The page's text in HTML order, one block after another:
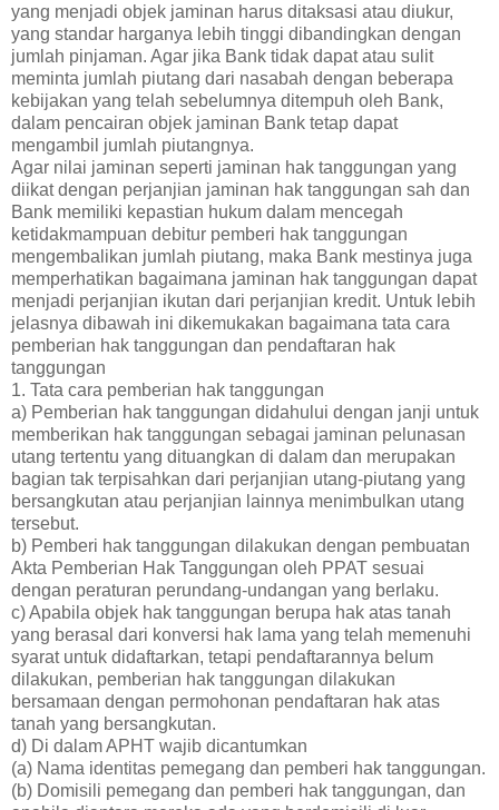
yang menjadi objek jaminan harus ditaksasi atau diukur,
yang standar harganya lebih tinggi dibandingkan dengan
jumlah pinjaman. Agar jika Bank tidak dapat atau sulit
meminta jumlah piutang dari nasabah dengan beberapa
kebijakan yang telah sebelumnya ditempuh oleh Bank,
dalam pencairan objek jaminan Bank tetap dapat
mengambil jumlah piutangnya.
Agar nilai jaminan seperti jaminan hak tanggungan yang
diikat dengan perjanjian jaminan hak tanggungan sah dan
Bank memiliki kepastian hukum dalam mencegah
ketidakmampuan debitur pemberi hak tanggungan
mengembalikan jumlah piutang, maka Bank mestinya juga
memperhatikan bagaimana jaminan hak tanggungan dapat
menjadi perjanjian ikutan dari perjanjian kredit. Untuk lebih
jelasnya dibawah ini dikemukakan bagaimana tata cara
pemberian hak tanggungan dan pendaftaran hak
tanggungan
1. Tata cara pemberian hak tanggungan
a) Pemberian hak tanggungan didahului dengan janji untuk
memberikan hak tanggungan sebagai jaminan pelunasan
utang tertentu yang dituangkan di dalam dan merupakan
bagian tak terpisahkan dari perjanjian utang-piutang yang
bersangkutan atau perjanjian lainnya menimbulkan utang
tersebut.
b) Pemberi hak tanggungan dilakukan dengan pembuatan
Akta Pemberian Hak Tanggungan oleh PPAT sesuai
dengan peraturan perundang-undangan yang berlaku.
c) Apabila objek hak tanggungan berupa hak atas tanah
yang berasal dari konversi hak lama yang telah memenuhi
syarat untuk didaftarkan, tetapi pendaftarannya belum
dilakukan, pemberian hak tanggungan dilakukan
bersamaan dengan permohonan pendaftaran hak atas
tanah yang bersangkutan.
d) Di dalam APHT wajib dicantumkan
(a) Nama identitas pemegang dan pemberi hak tanggungan.
(b) Domisili pemegang dan pemberi hak tanggungan, dan